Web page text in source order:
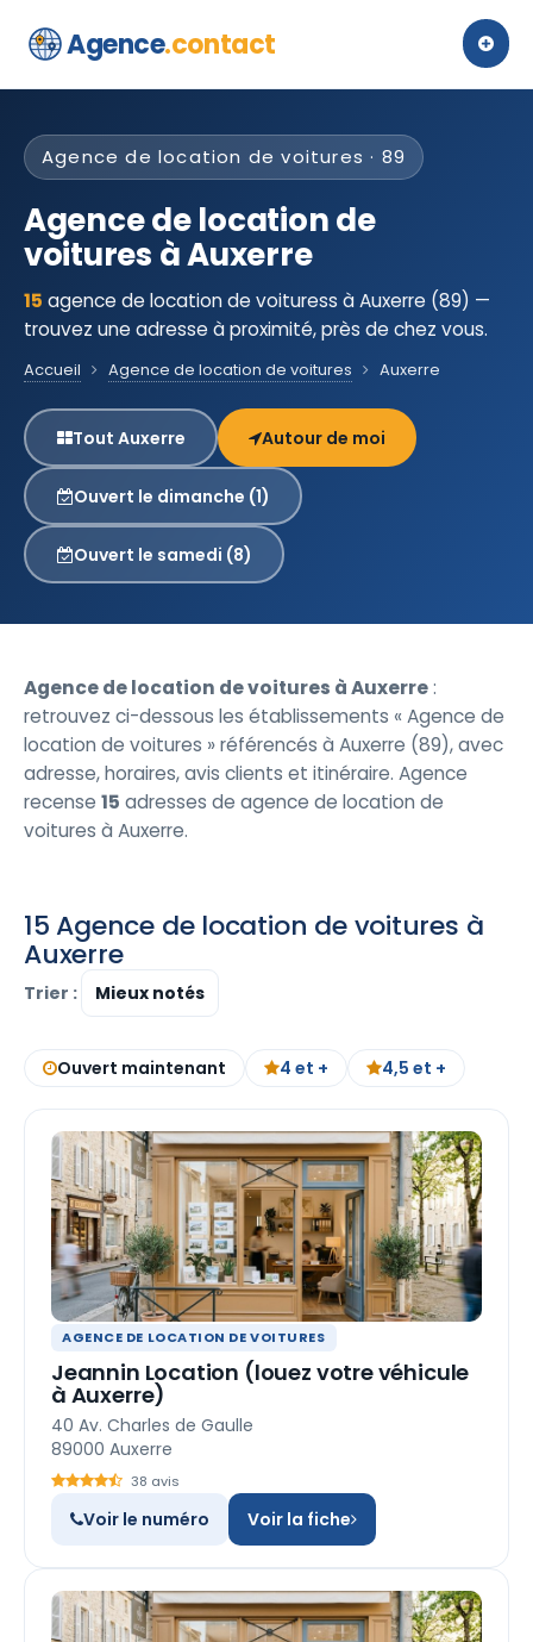
Agence.contact
Agence de location de voitures · 89
Agence de location de
voitures à Auxerre
15 agence de location de voituress à Auxerre (89) —
trouvez une adresse à proximité, près de chez vous.
Accueil Agence de location de voitures Auxerre
Tout Auxerre Autour de moi
Ouvert le dimanche (1)
Ouvert le samedi (8)
Agence de location de voitures à Auxerre:
retrouvez ci-dessous les établissements « Agence de
location de voitures » référencés à Auxerre (89), avec
adresse, horaires, avis clients et itinéraire. Agence
recense 15 adresses de agence de location de
voitures à Auxerre.
15 Agence de location de voitures à
Auxerre
Trier :
Ouvert maintenant 4 et + 4,5 et +
AGENCE DE LOCATION DE VOITURES
Jeannin Location (louez votre véhicule
à Auxerre)
40 Av. Charles de Gaulle
89000 Auxerre
38 avis
Voir le numéro Voir la fiche